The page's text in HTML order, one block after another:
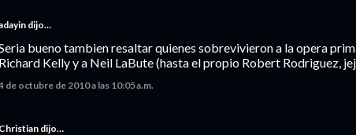
dijo…
bueno tambien resaltar quienes sobrevivieron a la opera
Richard Kelly y a Neil LaBute (hasta el propio Robert Rodriguez,
de octubre de 2010 a las 10:05 a.m.
Christian dijo…